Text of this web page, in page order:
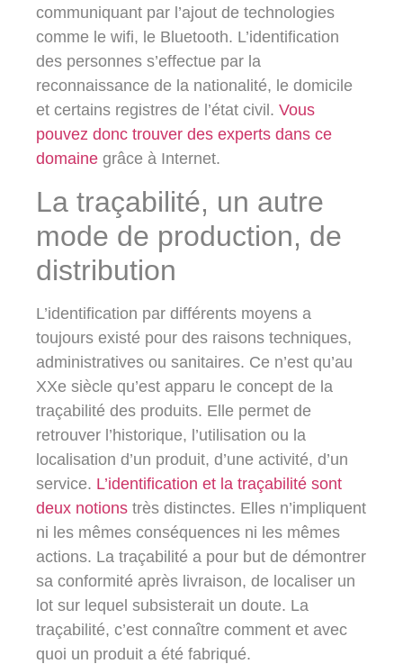
communiquant par l’ajout de technologies
comme le wifi, le Bluetooth. L’identification
des personnes s’effectue par la
reconnaissance de la nationalité, le domicile
et certains registres de l’état civil. Vous
pouvez donc trouver des experts dans ce
domaine grâce à Internet.
La traçabilité, un autre
mode de production, de
distribution
L’identification par différents moyens a
toujours existé pour des raisons techniques,
administratives ou sanitaires. Ce n’est qu’au
XXe siècle qu’est apparu le concept de la
traçabilité des produits. Elle permet de
retrouver l’historique, l’utilisation ou la
localisation d’un produit, d’une activité, d’un
service. L’identification et la traçabilité sont
deux notions très distinctes. Elles n’impliquent
ni les mêmes conséquences ni les mêmes
actions. La traçabilité a pour but de démontrer
sa conformité après livraison, de localiser un
lot sur lequel subsisterait un doute. La
traçabilité, c’est connaître comment et avec
quoi un produit a été fabriqué.